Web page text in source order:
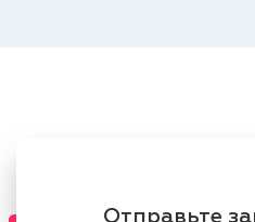
Отправьте